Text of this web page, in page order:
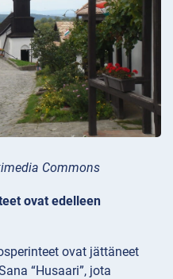
Commons
ovat edelleen
ovat jättäneet
“Husaari”, jota